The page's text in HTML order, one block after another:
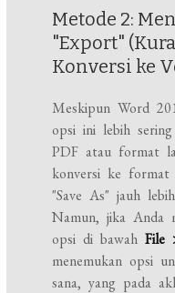
Metode 2:
"Export"
Konversi ke
Meskipun Word
opsi ini lebih
PDF atau format
konversi ke
"Save As" jauh
Namun, jika Anda
opsi di bawahFile
menemukan opsi
sana, yang pada